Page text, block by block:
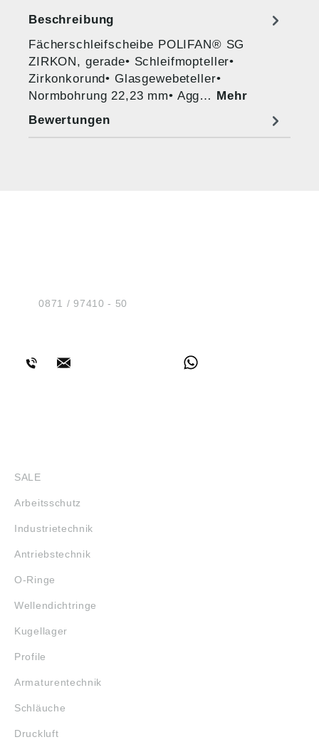
Beschreibung
Fächerschleifscheibe POLIFAN® SG
ZIRKON, gerade• Schleifmopteller•
Zirkonkorund• Glasgewebeteller•
Normbohrung 22,23 mm• Agg… Mehr
Bewertungen
Tel.:0871 / 97410 - 50
SALE
Arbeitsschutz
Industrietechnik
Antriebstechnik
O-Ringe
Wellendichtringe
Kugellager
Profile
Armaturentechnik
Schläuche
Druckluft